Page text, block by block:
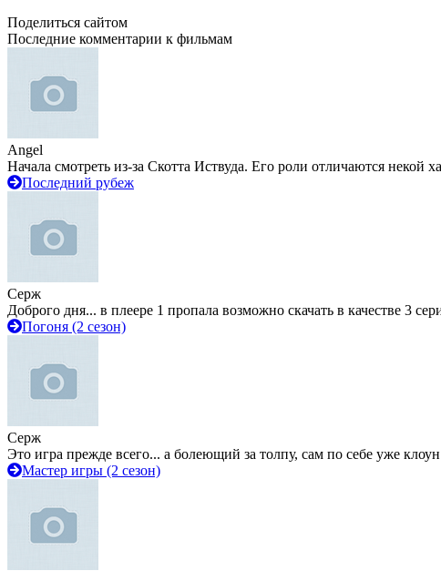
Поделиться сайтом
Последние комментарии к фильмам
Angel
Начала смотреть из-за Скотта Иствуда. Его роли отличаются некой
Последний рубеж
Серж
Доброго дня... в плеере 1 пропала возможно скачать в качестве 3
Погоня (2 сезон)
Серж
Это игра прежде всего... а болеющий за толпу, сам по себе уже
Мастер игры (2 сезон)